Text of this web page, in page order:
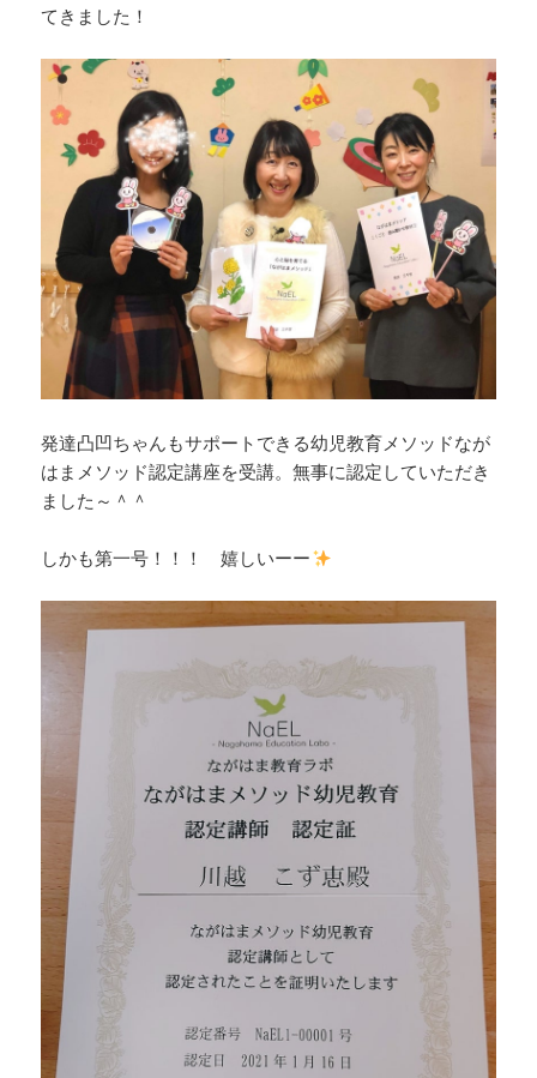
てきました！
発達凸凹ちゃんもサポートできる幼児教育メソッドなが
はまメソッド認定講座を受講。無事に認定していただき
ました～＾＾
しかも第一号！！！ 嬉しいーー